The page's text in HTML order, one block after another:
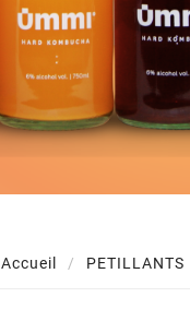
Accueil PETILLANTS